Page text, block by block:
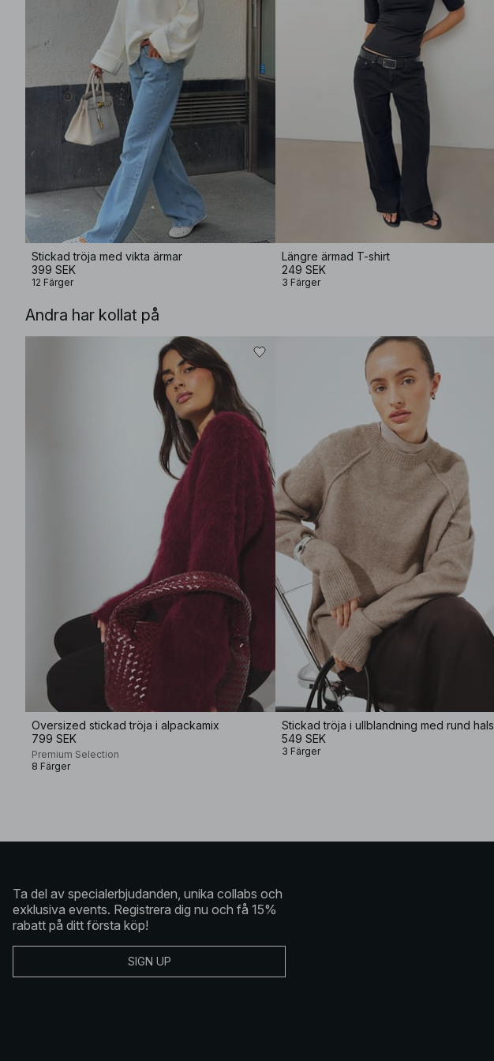
Stickad tröja med vikta ärmar
399 SEK
12 Färger
Längre ärmad T-shirt
249 SEK
3 Färger
Andra har kollat på
Oversized stickad tröja i alpackamix
799 SEK
Premium Selection
8 Färger
Stickad tröja i ullblandning med rund hals
549 SEK
3 Färger
Ta del av specialerbjudanden, unika collabs och
exklusiva events. Registrera dig nu och få 15%
rabatt på ditt första köp!
SIGN UP